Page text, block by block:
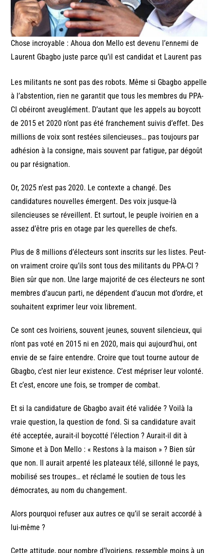
Chose incroyable : Ahoua don Mello est devenu l’ennemi de
Laurent Gbagbo juste parce qu’il est candidat et Laurent pas
Les militants ne sont pas des robots. Même si Gbagbo appelle
à l’abstention, rien ne garantit que tous les membres du PPA-
CI obéiront aveuglément. D’autant que les appels au boycott
de 2015 et 2020 n’ont pas été franchement suivis d’effet. Des
millions de voix sont restées silencieuses… pas toujours par
adhésion à la consigne, mais souvent par fatigue, par dégoût
ou par résignation.
Or, 2025 n’est pas 2020. Le contexte a changé. Des
candidatures nouvelles émergent. Des voix jusque-là
silencieuses se réveillent. Et surtout, le peuple ivoirien en a
assez d’être pris en otage par les querelles de chefs.
Plus de 8 millions d’électeurs sont inscrits sur les listes. Peut-
on vraiment croire qu’ils sont tous des militants du PPA-CI ?
Bien sûr que non. Une large majorité de ces électeurs ne sont
membres d’aucun parti, ne dépendent d’aucun mot d’ordre, et
souhaitent exprimer leur voix librement.
Ce sont ces Ivoiriens, souvent jeunes, souvent silencieux, qui
n’ont pas voté en 2015 ni en 2020, mais qui aujourd’hui, ont
envie de se faire entendre. Croire que tout tourne autour de
Gbagbo, c’est nier leur existence. C’est mépriser leur volonté.
Et c’est, encore une fois, se tromper de combat.
Et si la candidature de Gbagbo avait été validée ? Voilà la
vraie question, la question de fond. Si sa candidature avait
été acceptée, aurait-il boycotté l’élection ? Aurait-il dit à
Simone et à Don Mello : « Restons à la maison » ? Bien sûr
que non. Il aurait arpenté les plateaux télé, sillonné le pays,
mobilisé ses troupes… et réclamé le soutien de tous les
démocrates, au nom du changement.
Alors pourquoi refuser aux autres ce qu’il se serait accordé à
lui-même ?
Cette attitude, pour nombre d’Ivoiriens, ressemble moins à un